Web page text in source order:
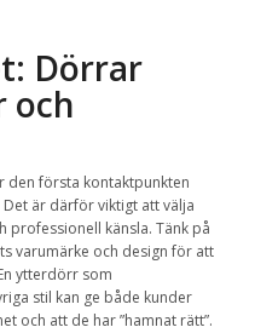
Dörrar
och
första kontaktpunkten
är därför viktigt att välja
professionell känsla. Tänk på
varumärke och design för att
ytterdörr som
stil kan ge både kunder
och att de har ”hamnat rätt”.